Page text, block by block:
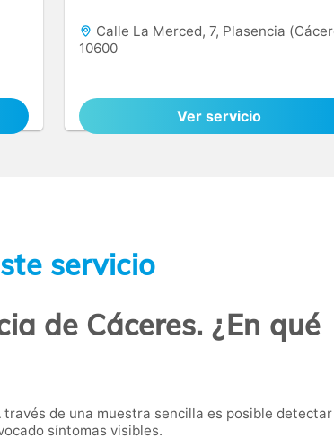
Calle La Merced, 7, Plasencia
10600
Ver servicio
servicio
de Cáceres. ¿En qué
de una muestra sencilla es posible detectar
síntomas visibles.